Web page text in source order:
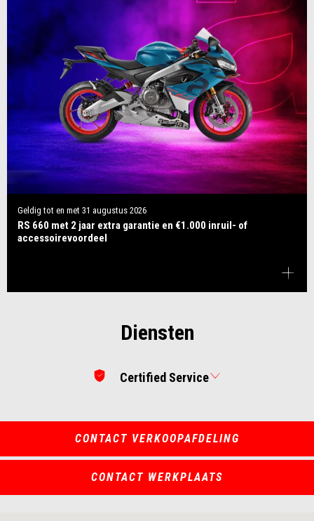
Geldig tot en met 31 augustus 2026
RS 660 met 2 jaar extra garantie en €1.000 inruil- of
accessoirevoordeel
Diensten
Certified Service
CONTACT VERKOOPAFDELING
CONTACT WERKPLAATS